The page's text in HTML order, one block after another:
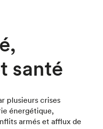
santé
plusieurs crises
énergétique,
armés et afflux de